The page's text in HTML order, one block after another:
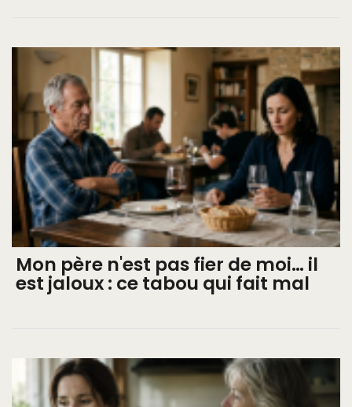
Mon père n'est pas fier de moi… il
est jaloux : ce tabou qui fait mal